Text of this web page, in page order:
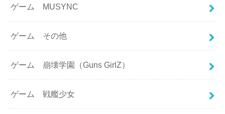
ゲーム MUSYNC
ゲーム その他
ゲーム 崩壊学園（Guns GirlZ）
ゲーム 戦艦少女